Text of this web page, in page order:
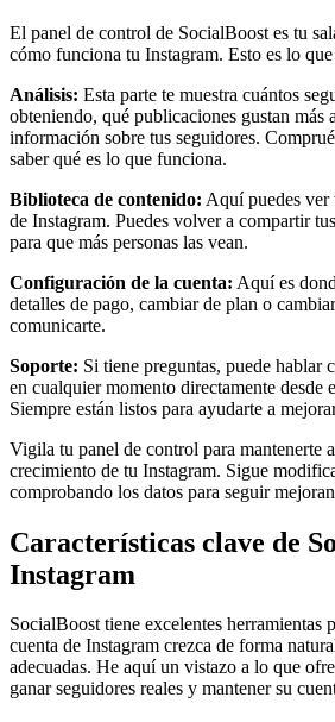
El panel de control de SocialBoost es tu
cómo funciona tu Instagram. Esto es lo
Análisis: Esta parte te muestra cuántos
obteniendo, qué publicaciones gustan más
información sobre tus seguidores.
saber qué es lo que funciona.
Biblioteca de contenido: Aquí puedes ver
de Instagram. Puedes volver a compartir
para que más personas las vean.
Configuración de la cuenta: Aquí es
detalles de pago, cambiar de plan o
comunicarte.
Soporte: Si tiene preguntas, puede hablar
en cualquier momento directamente desde
Siempre están listos para ayudarte a
Vigila tu panel de control para mantenerte
crecimiento de tu Instagram. Sigue
comprobando los datos para seguir
Características clave de
Instagram
SocialBoost tiene excelentes herramientas
cuenta de Instagram crezca de forma
adecuadas. He aquí un vistazo a lo que
ganar seguidores reales y mantener su